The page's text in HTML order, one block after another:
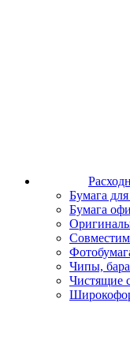
Бумага
Бумага
Чипы,
Чистящие